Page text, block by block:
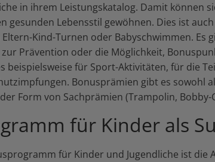
in ihrem Leistungskatalog. Damit können
gesunden Lebensstil gewöhnen. Dies ist
Kind-Turnen oder Babyschwimmen. Es
Prävention oder die Möglichkeit,
beispielsweise für Sport-Aktivitäten, für die
Bonusprämien gibt es sowohl
Form von Sachprämien (Trampolin, Bobby-
für Kinder als
für Kinder und Jugendliche ist die